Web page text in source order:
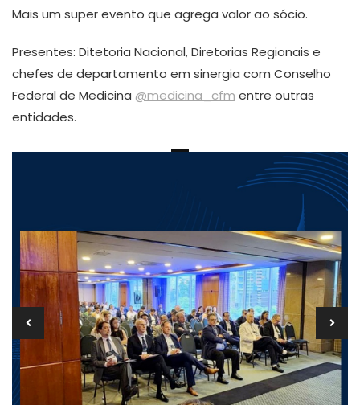
Mais um super evento que agrega valor ao sócio.
Presentes: Ditetoria Nacional, Diretorias Regionais e
chefes de departamento em sinergia com Conselho
Federal de Medicina @medicina_cfm entre outras
entidades.